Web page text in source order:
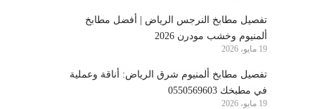
تفصيل مطابخ النرجس الرياض | أفضل مطابخ
ألمنيوم وخشب مودرن 2026
19 مايو، 2026
تفصيل مطابخ ألمنيوم شرق الرياض: أناقة وعملية
في مطبخك 0550569603
19 مايو، 2026